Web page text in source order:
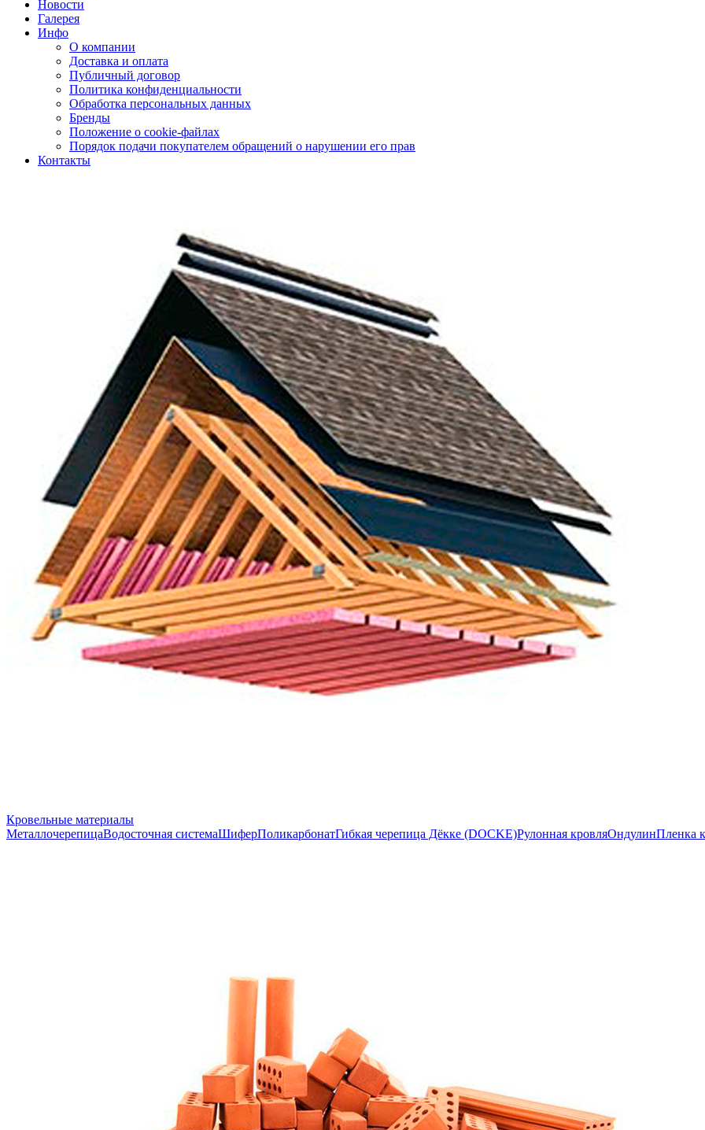
Новости
Галерея
Инфо
О компании
Доставка и оплата
Публичный договор
Политика конфиденциальности
Обработка персональных данных
Бренды
Положение о cookie-файлах
Порядок подачи покупателем обращений о нарушении его прав
Контакты
Кровельные материалы
МеталлочерепицаВодосточная системаШиферПоликарбонатГибкая черепица Дёкке (DOCKE)Рулонная кровляОндулинПленка